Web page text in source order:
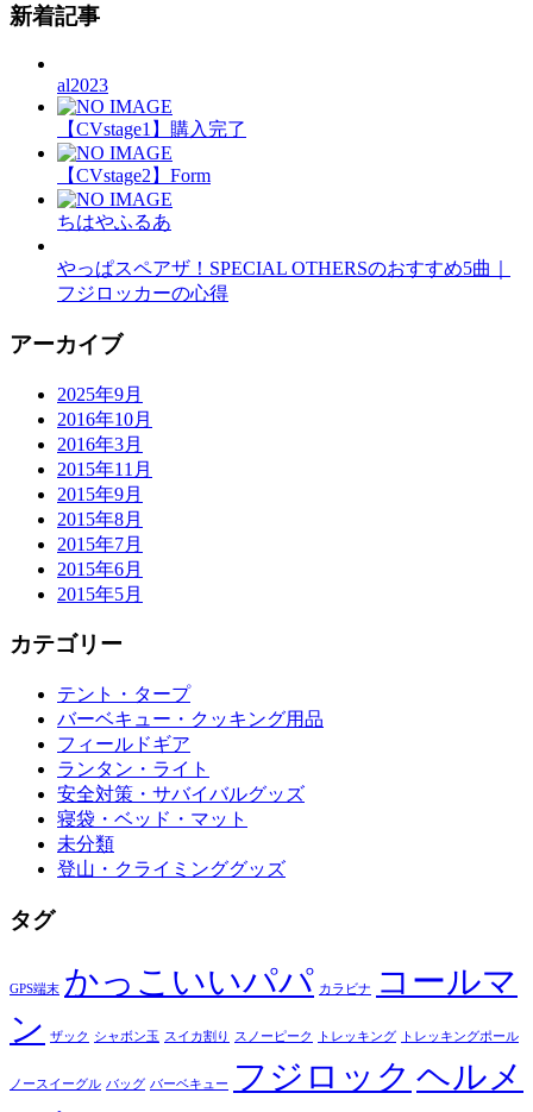
新着記事
al2023
【CVstage1】購入完了
【CVstage2】Form
ちはやふるあ
やっぱスペアザ！SPECIAL OTHERSのおすすめ5曲｜
フジロッカーの心得
アーカイブ
2025年9月
2016年10月
2016年3月
2015年11月
2015年9月
2015年8月
2015年7月
2015年6月
2015年5月
カテゴリー
テント・タープ
バーベキュー・クッキング用品
フィールドギア
ランタン・ライト
安全対策・サバイバルグッズ
寝袋・ベッド・マット
未分類
登山・クライミンググッズ
タグ
GPS端末 かっこいいパパ カラビナ
コールマ
ン
ザック シャボン玉 スイカ割り スノーピーク トレッキング トレッキングポール
ノースイーグル バッグ バーベキュー フジロック ヘルメ